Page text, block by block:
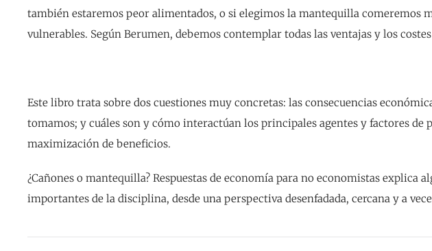
también estaremos peor alimentados, o si elegimos la mantequilla comeremos
vulnerables. Según Berumen, debemos contemplar todas las ventajas y los
Este libro trata sobre dos cuestiones muy concretas: las consecuencias
tomamos; y cuáles son y cómo interactúan los principales agentes y factores de
maximización de beneficios.
¿Cañones o mantequilla? Respuestas de economía para no economistas explica
importantes de la disciplina, desde una perspectiva desenfadada, cercana y a